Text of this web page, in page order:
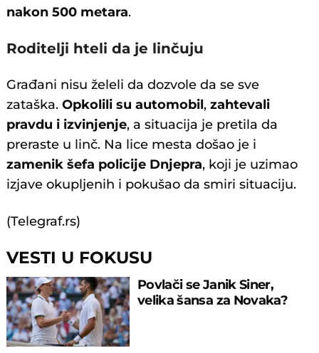
nakon 500 metara.
Roditelji hteli da je linčuju
Građani nisu želeli da dozvole da se sve
zataška.Opkolili su automobil,zahtevali
pravdu i izvinjenje, a situacija je pretila da
preraste u linč. Na lice mesta došao je i
zamenik šefa policije Dnjepra, koji je uzimao
izjave okupljenih i pokušao da smiri situaciju.
(Telegraf.rs)
VESTI U FOKUSU
Povlači se Janik Siner,
velika šansa za Novaka?